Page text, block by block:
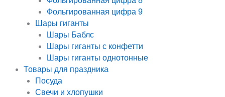
Фольгированная цифра 9
Шары гиганты
Шары Баблс
Шары гиганты с конфетти
Шары гиганты однотонные
Товары для праздника
Посуда
Свечи и хлопушки